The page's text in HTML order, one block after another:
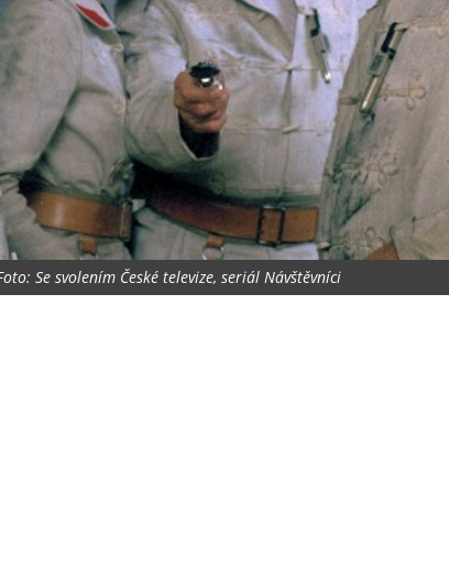
Se svolením České televize, seriál Návštěvníci